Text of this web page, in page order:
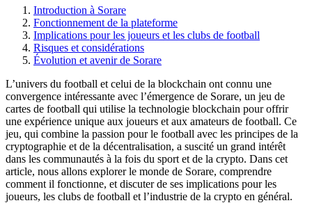
Introduction à Sorare
Fonctionnement de la plateforme
Implications pour les joueurs et les clubs de football
Risques et considérations
Évolution et avenir de Sorare
L’univers du football et celui de la blockchain ont connu une
convergence intéressante avec l’émergence de Sorare, un jeu de
cartes de football qui utilise la technologie blockchain pour offrir
une expérience unique aux joueurs et aux amateurs de football. Ce
jeu, qui combine la passion pour le football avec les principes de la
cryptographie et de la décentralisation, a suscité un grand intérêt
dans les communautés à la fois du sport et de la crypto. Dans cet
article, nous allons explorer le monde de Sorare, comprendre
comment il fonctionne, et discuter de ses implications pour les
joueurs, les clubs de football et l’industrie de la crypto en général.